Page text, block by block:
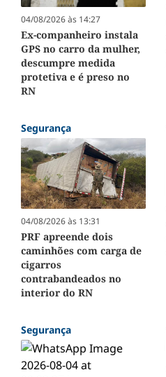
04/08/2026 às 14:27
Ex-companheiro instala
GPS no carro da mulher,
descumpre medida
protetiva e é preso no
RN
Segurança
04/08/2026 às 13:31
PRF apreende dois
caminhões com carga de
cigarros
contrabandeados no
interior do RN
Segurança